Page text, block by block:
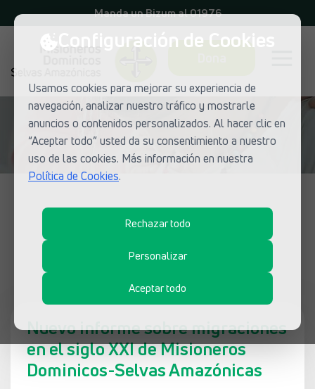
Configuración de Cookies
Usamos cookies para mejorar su experiencia de
navegación, analizar nuestro tráfico y mostrarle
anuncios o contenidos personalizados. Al hacer clic en
“Aceptar todo” usted da su consentimiento a nuestro
uso de las cookies. Más información en nuestra
Política de Cookies.
Rechazar todo
Personalizar
Aceptar todo
Manda un Bizum al 01976
¿Qué está pasando en las misiones
dominicas?
Nuevo informe sobre migraciones
en el siglo XXI de Misioneros
Dominicos-Selvas Amazónicas